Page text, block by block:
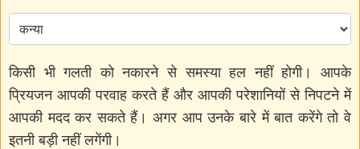
किसी भी गलती को नकारने से समस्या हल नहीं होगी। आपके
प्रियजन आपकी परवाह करते हैं और आपकी परेशानियों से निपटने में
आपकी मदद कर सकते हैं। अगर आप उनके बारे में बात करेंगे तो वे
इतनी बड़ी नहीं लगेंगी।